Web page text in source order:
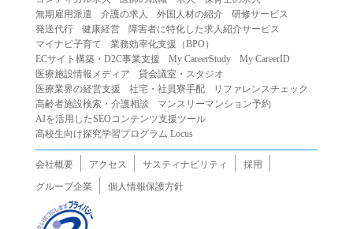
（７）政治・選挙・宗教活動またはそれらに類する行為
（８）本サービスの運営を妨害する行為
（９）法令違反、犯罪行為、または公序良俗に反する行為
（１０）暴力的な要求行為、または法的な責任を超えた不
当な要求行為
（１１）その他当社が不適切であると判断する行為
２.当社は、前項の定めに該当する行為を行った利用者に対
の提供を停止または中断することができるものとします。
第５条（免責）
１.当社は、本サービスの利用（これらに伴う当社または第
三者の情報提供行為等を含みます）により、利用者に生じ
無期雇用派遣
介護の求人 外国人材の紹介
研修サービス
発送代行
健康経営
障害者に特化した求人紹介サービス
マイナビ子育て
業務効率化支援（BPO）
ECサイト構築・D2C事業支援
My CareerStudy
My CareerID
医療施設情報メディア
貸会議室・スタジオ
医療業界の経営支援
社宅・社員寮手配
リファレンスチェック
高齢者施設検索・介護相談
マンスリーマンション予約
AIを活用したSEOコンテンツ支援ツール
高校生向け探究学習プログラム Locus
会社概要 アクセス サスティナビリティ
採用
グループ企業
個人情報保護方針